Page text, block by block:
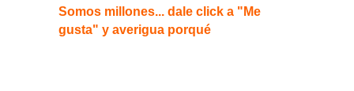
Somos millones... dale click a "Me
gusta" y averigua porqué